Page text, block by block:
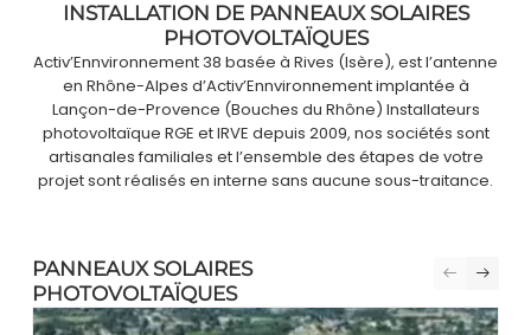
INSTALLATION DE PANNEAUX SOLAIRES
PHOTOVOLTAÏQUES
Activ’Ennvironnement 38 basée à Rives (Isère), est l’antenne
en Rhône-Alpes d’Activ’Ennvironnement implantée à
Lançon-de-Provence (Bouches du Rhône) Installateurs
photovoltaïque RGE et IRVE depuis 2009, nos sociétés sont
artisanales familiales et l’ensemble des étapes de votre
projet sont réalisés en interne sans aucune sous-traitance.
PANNEAUX SOLAIRES
PHOTOVOLTAÏQUES